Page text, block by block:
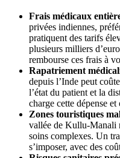
Frais médicaux
privées indiennes,
pratiquent des tarifs
plusieurs milliers
rembourse ces frais à
Rapatriement
depuis l’Inde peut
l’état du patient et la
charge cette dépense
Zones touristiques
vallée de Kullu-Manali
soins complexes. Un
s’imposer, avec des